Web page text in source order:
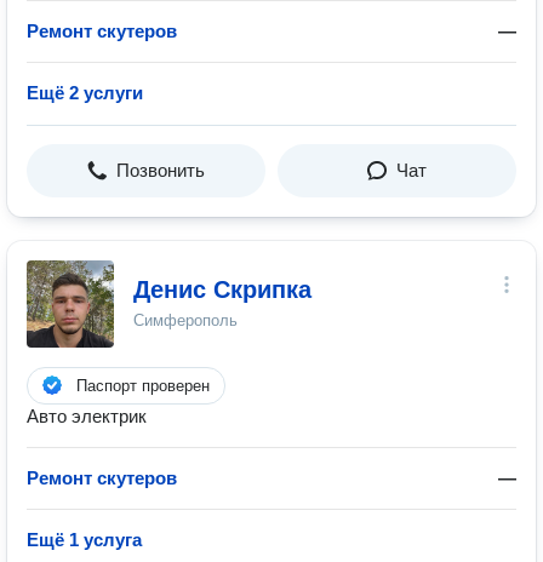
Ремонт скутеров —
Ещё 2 услуги
Позвонить Чат
Денис Скрипка
Симферополь
Паспорт проверен
Авто электрик
Ремонт скутеров —
Ещё 1 услуга